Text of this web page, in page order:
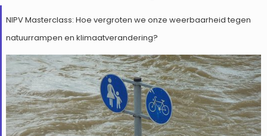
NIPV Masterclass: Hoe vergroten we onze weerbaarheid tegen
natuurrampen en klimaatverandering?